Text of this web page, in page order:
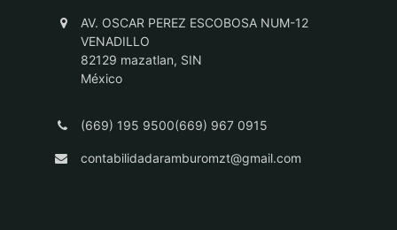
AV. OSCAR PEREZ ESCOBOSA NUM-12
VENADILLO
82129 mazatlan, SIN
México
(669) 195 9500(669) 967 0915
contabilidadaramburomzt@gmail.com